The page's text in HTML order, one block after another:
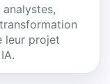
leur projet